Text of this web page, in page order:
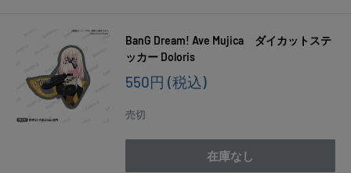
BanG Dream! Ave Mujica ダイカットステ
ッカー Doloris
販
価
格
550円 (税込)
売切
在庫なし